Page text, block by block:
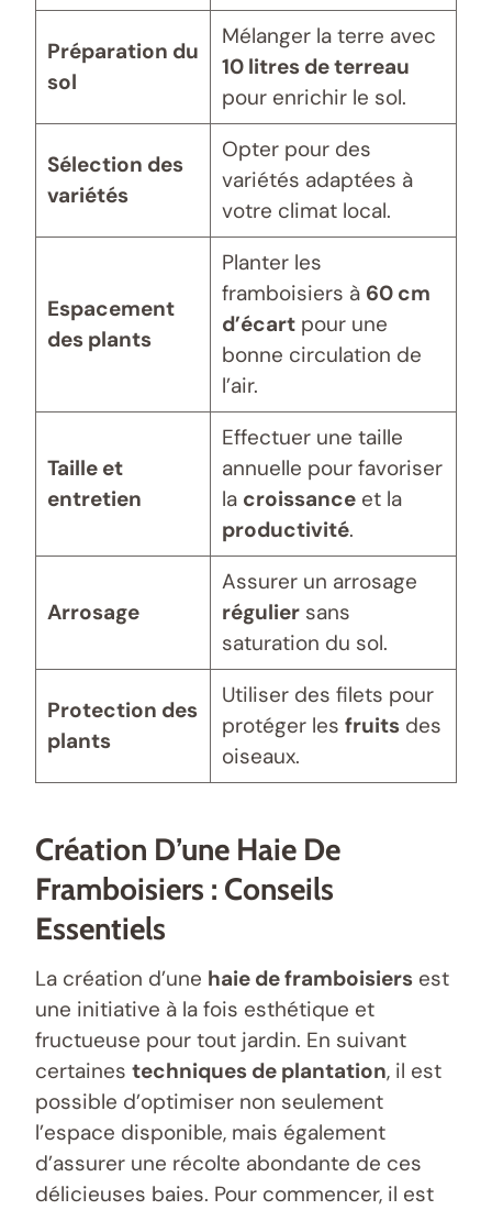
Préparation du
sol
Mélanger la terre avec
10 litres de terreau
pour enrichir le sol.
Sélection des
variétés
Opter pour des
variétés adaptées à
votre climat local.
Espacement
des plants
Planter les
framboisiers à 60 cm
d’écartpour une
bonne circulation de
l’air.
Taille et
entretien
Effectuer une taille
annuelle pour favoriser
la croissanceet la
productivité.
Arrosage
Assurer un arrosage
réguliersans
saturation du sol.
Protection des
plants
Utiliser des filets pour
protéger les fruitsdes
oiseaux.
Création D’une Haie De
Framboisiers : Conseils
Essentiels
La création d’une haie de framboisiers est
une initiative à la fois esthétique et
fructueuse pour tout jardin. En suivant
certaines techniques de plantation, il est
possible d’optimiser non seulement
l’espace disponible, mais également
d’assurer une récolte abondante de ces
délicieuses baies. Pour commencer, il est